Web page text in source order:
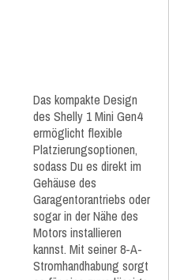
Das kompakte Design
des Shelly 1 Mini Gen4
ermöglicht flexible
Platzierungsoptionen,
sodass Du es direkt im
Gehäuse des
Garagentorantriebs oder
sogar in der Nähe des
Motors installieren
kannst. Mit seiner 8-A-
Stromhandhabung sorgt